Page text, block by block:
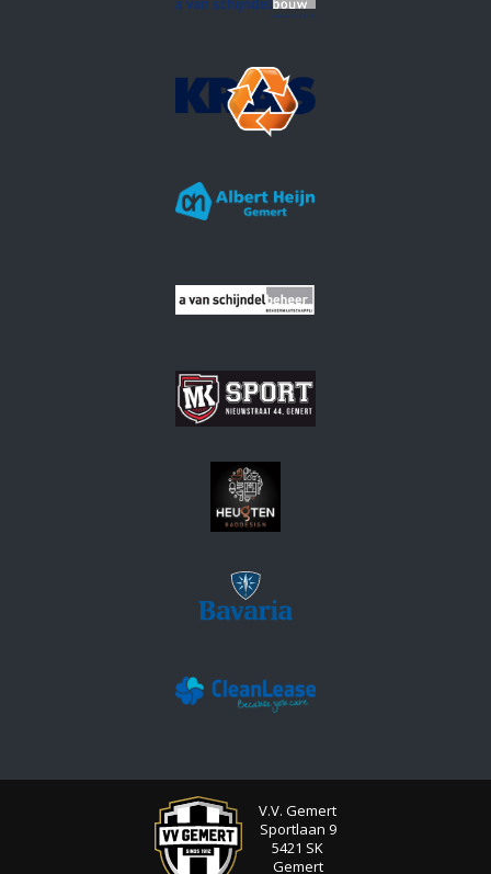
V.V. Gemert
Sportlaan 9
5421 SK
Gemert